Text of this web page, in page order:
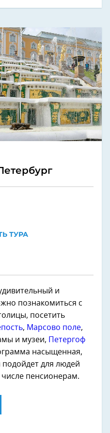
ТУРА
и
познакомиться с
посетить
, Марсово поле,
и музеи,
Петергоф
насыщенная,
подойдет для людей
числе пенсионерам.